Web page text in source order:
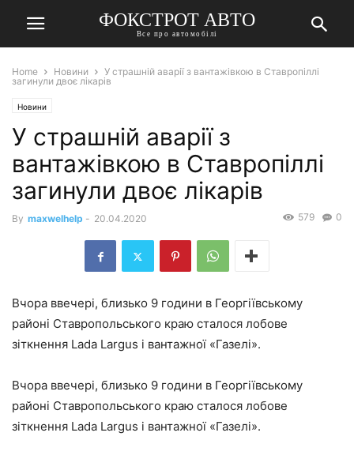
ФОКСТРОТ АВТО
Все про автомобілі
Home Новини
У страшній аварії з вантажівкою в Ставропіллі
загинули двоє лікарів
Новини
У страшній аварії з
вантажівкою в Ставропіллі
загинули двоє лікарів
By maxwelhelp - 20.04.2020 0
579
Вчора ввечері, близько 9 години в Георгіївському
районі Ставропольського краю сталося лобове
зіткнення Lada Largus і вантажної «Газелі».
Вчора ввечері, близько 9 години в Георгіївському
районі Ставропольського краю сталося лобове
зіткнення Lada Largus і вантажної «Газелі».